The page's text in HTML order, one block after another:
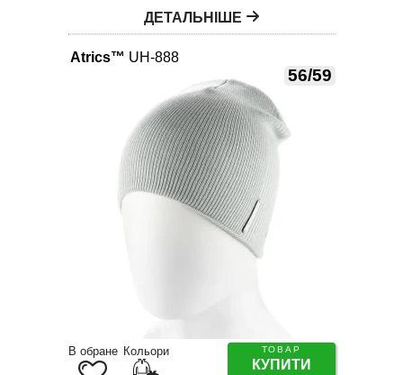
ДЕТАЛЬНІШЕ
Atrics™ UH-888
56/59
В обране Кольори ТОВАР
КУПИТИ